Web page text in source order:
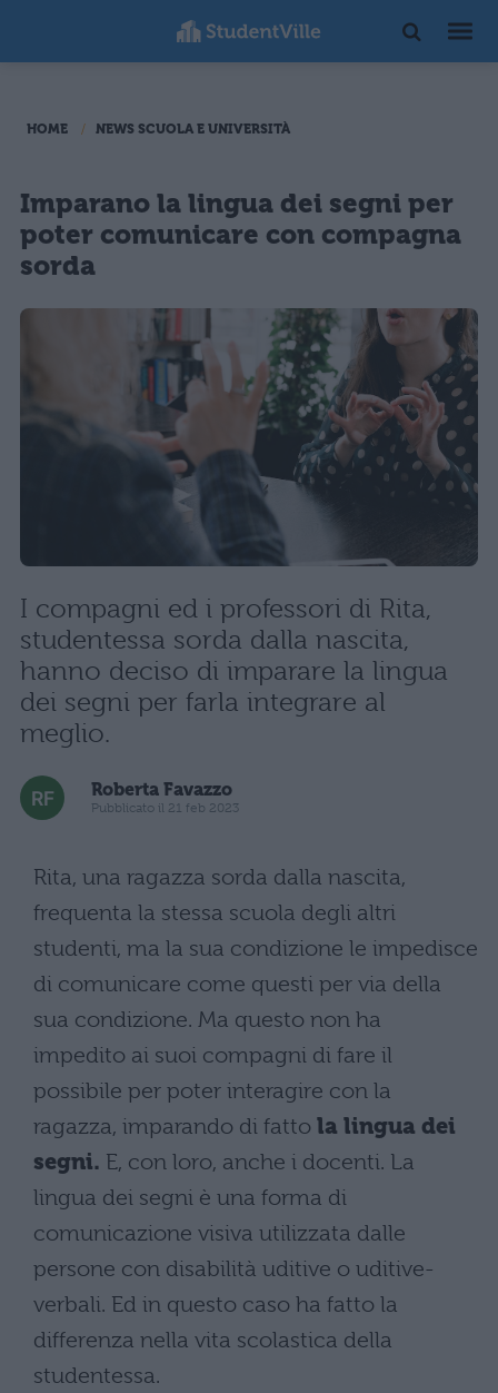
HOME NEWS SCUOLA E UNIVERSITÀ
Imparano la lingua dei segni per
poter comunicare con compagna
sorda
I compagni ed i professori di Rita,
studentessa sorda dalla nascita,
hanno deciso di imparare la lingua
dei segni per farla integrare al
meglio.
Roberta Favazzo
Pubblicato il 21 feb 2023
Rita, una ragazza sorda dalla nascita,
frequenta la stessa scuola degli altri
studenti, ma la sua condizione le impedisce
di comunicare come questi per via della
sua condizione. Ma questo non ha
impedito ai suoi compagni di fare il
possibile per poter interagire con la
ragazza, imparando di fatto la lingua dei
segni. E, con loro, anche i docenti. La
lingua dei segni è una forma di
comunicazione visiva utilizzata dalle
persone con disabilità uditive o uditive-
verbali. Ed in questo caso ha fatto la
differenza nella vita scolastica della
studentessa.